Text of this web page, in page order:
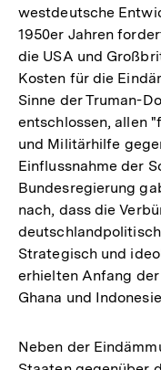
westdeutsche
1950er Jahren
die USA und
Kosten für die
Sinne der Truman-
entschlossen, allen
und Militärhilfe
Einflussnahme der
Bundesregierung
nach, dass die
Strategisch und
erhielten Anfang
Ghana und
Neben der